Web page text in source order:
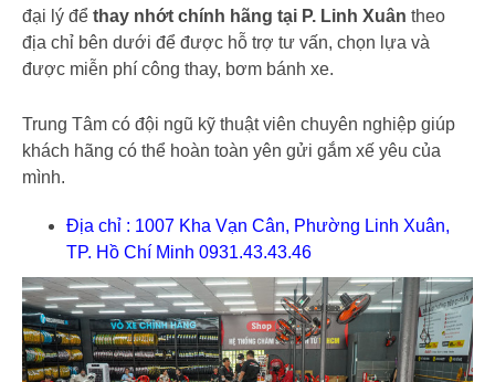
đại lý để thay nhớt chính hãng tại P. Linh Xuân theo
địa chỉ bên dưới để được hỗ trợ tư vấn, chọn lựa và
được miễn phí công thay, bơm bánh xe.
Trung Tâm có đội ngũ kỹ thuật viên chuyên nghiệp giúp
khách hãng có thể hoàn toàn yên gửi gắm xế yêu của
mình.
Địa chỉ : 1007 Kha Vạn Cân, Phường Linh Xuân,
TP. Hồ Chí Minh 0931.43.43.46